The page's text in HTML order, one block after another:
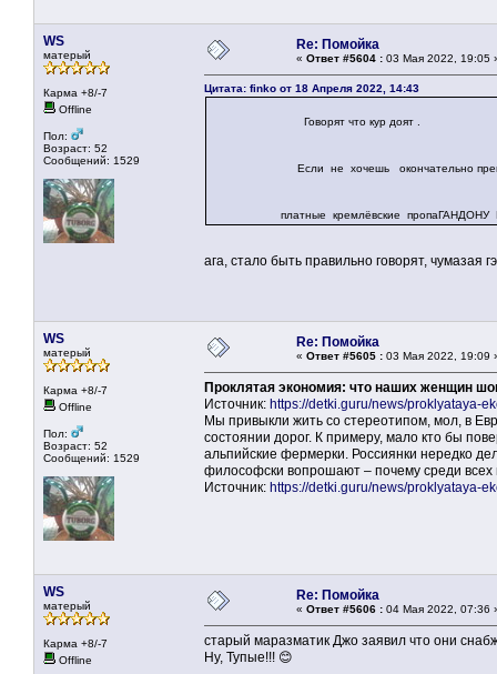
WS
матерый
Карма +8/-7
Offline
Пол:
Возраст: 52
Сообщений: 1529
Re: Помойка
« Ответ #5604 : 03 Мая 2022, 19:05
Цитата: finko от 18 Апреля 2022, 14:43
Говорят что кур доят .
Если не хочешь окончательно
платные кремлёвские пропаГАНДОНУ
ага, стало быть правильно говорят, чумазая
WS
матерый
Карма +8/-7
Offline
Пол:
Возраст: 52
Сообщений: 1529
Re: Помойка
« Ответ #5605 : 03 Мая 2022, 19:09
Проклятая экономия: что наших женщин
Источник: https://detki.guru/news/proklyataya-
Мы привыкли жить со стереотипом, мол, в
состоянии дорог. К примеру, мало кто бы
альпийские фермерки. Россиянки нередко
философски вопрошают – почему среди
Источник: https://detki.guru/news/proklyataya-
WS
матерый
Карма +8/-7
Offline
Re: Помойка
« Ответ #5606 : 04 Мая 2022, 07:36
старый маразматик Джо заявил что они
Ну, Тупые!!! 😊